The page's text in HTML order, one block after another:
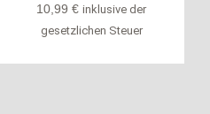
10,99 € inklusive der
gesetzlichen Steuer